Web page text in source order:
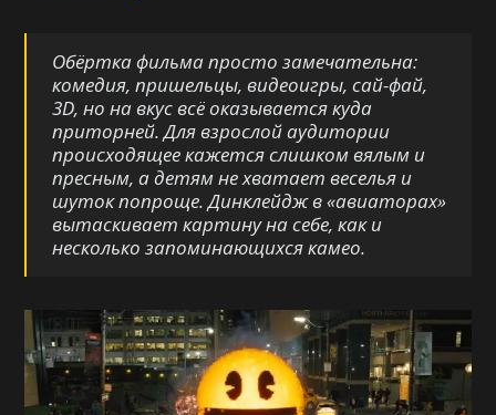
Обёртка фильма просто замечательна:
комедия, пришельцы, видеоигры, сай-фай,
3D, но на вкус всё оказывается куда
приторней. Для взрослой аудитории
происходящее кажется слишком вялым и
пресным, а детям не хватает веселья и
шуток попроще. Динклейдж в «авиаторах»
вытаскивает картину на себе, как и
несколько запоминающихся камео.